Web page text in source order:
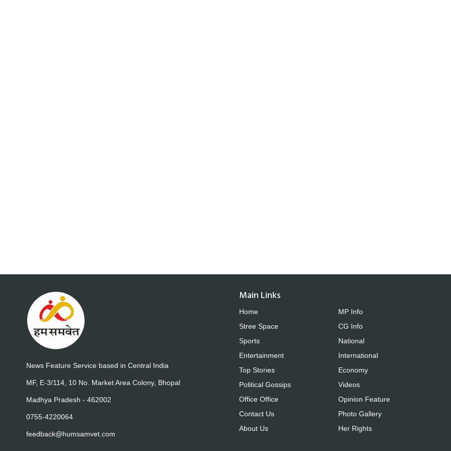
News Feature Service based in Central India
MF, E-3/114, 10 No. Market Area Colony, Bhopal
Madhya Pradesh - 462002
0755-4220064
feedback@humsamvet.com
Main Links
Home
Stree Space
Sports
Entertainment
Top Stories
Political Gossips
Office Office
Contact Us
About Us
MP Info
CG Info
National
International
Economy
Videos
Opinion Feature
Photo Gallery
Her Rights